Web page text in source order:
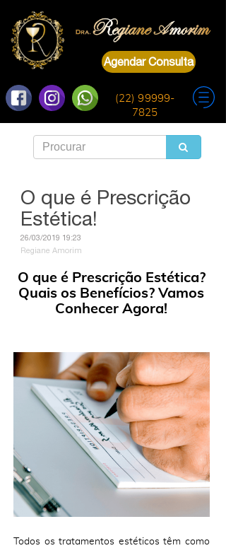
Agendar Consulta
(22) 99999-
7825
O que é Prescrição
Estética!
26/03/2019 19:23
Regiane Amorim
O que é Prescrição Estética?
Quais os Benefícios? Vamos
Conhecer Agora!
Todos os tratamentos estéticos têm como